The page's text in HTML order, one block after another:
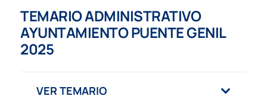
TEMARIO ADMINISTRATIVO
AYUNTAMIENTO PUENTE GENIL
2025
VER TEMARIO